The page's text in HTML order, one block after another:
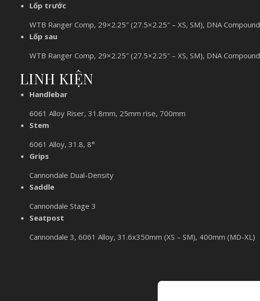
Lốp trước
WTB Ranger Comp, 29×2.25″ (27.5×2.25″ – XS, SM), DNA Compound
Lốp sau
WTB Ranger Comp, 29×2.25″ (27.5×2.25″ – XS, SM), DNA Compound
LINH KIỆN
Handlebar
6061 Alloy Riser, 31.8mm, 25mm rise, 700mm
Stem
6061 Alloy, 31.8, 8°
Grips
Cannondale Dual-Density
Saddle
Cannondale Stage 3
Seatpost
Cannondale 3, 6061 Alloy, 31.6x350mm (XS – SM), 400mm (MD-XL)